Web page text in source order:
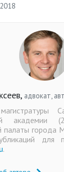
адвокат,
академии
палаты города
для
.